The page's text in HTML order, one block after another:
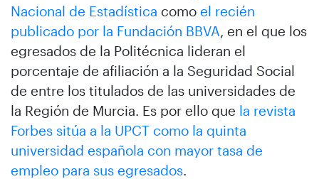
Nacional de Estadística como el recién
publicado por la Fundación BBVA, en el que los
egresados de la Politécnica lideran el
porcentaje de afiliación a la Seguridad Social
de entre los titulados de las universidades de
la Región de Murcia. Es por ello que la revista
Forbes sitúa a la UPCT como la quinta
universidad española con mayor tasa de
empleo para sus egresados.